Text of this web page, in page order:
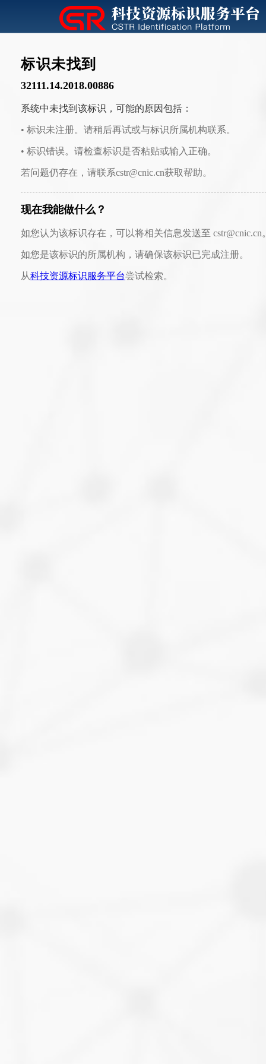
标识未找到
32111.14.2018.00886
系统中未找到该标识，可能的原因包括：
• 标识未注册。请稍后再试或与标识所属机构联系。
• 标识错误。请检查标识是否粘贴或输入正确。
若问题仍存在，请联系cstr@cnic.cn获取帮助。
现在我能做什么？
如您认为该标识存在，可以将相关信息发送至 cstr@cnic.cn
如您是该标识的所属机构，请确保该标识已完成注册。
从科技资源标识服务平台尝试检索。